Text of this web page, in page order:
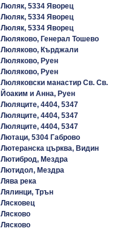
Люляк, 5334 Яворец
Люляк, 5334 Яворец
Люляк, 5334 Яворец
Люляково, Генерал Тошево
Люляково, Кърджали
Люляково, Руен
Люляково, Руен
Люляковски манастир Св. Св.
Йоаким и Анна, Руен
Люляците, 4404, 5347
Люляците, 4404, 5347
Люляците, 4404, 5347
Лютаци, 5304 Габрово
Лютеранска църква, Видин
Лютиброд, Мездра
Лютидол, Мездра
Лява река
Лялинци, Трън
Лясковец
Лясково
Лясково